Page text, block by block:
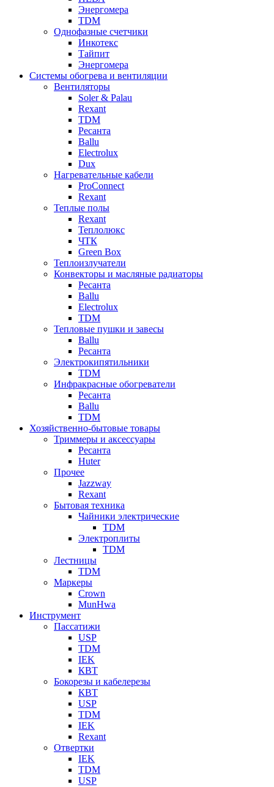
Энергомера
TDM
Однофазные счетчики
Инкотекс
Тайпит
Энергомера
Системы обогрева и вентиляции
Вентиляторы
Soler & Palau
Rexant
TDM
Ресанта
Ballu
Electrolux
Dux
Нагревательные кабели
ProConnect
Rexant
Теплые полы
Rexant
Теплолюкс
ЧТК
Green Box
Теплоизлучатели
Конвекторы и масляные радиаторы
Ресанта
Ballu
Electrolux
TDM
Тепловые пушки и завесы
Ballu
Ресанта
Электрокипятильники
TDM
Инфракрасные обогреватели
Ресанта
Ballu
TDM
Хозяйственно-бытовые товары
Триммеры и аксессуары
Ресанта
Huter
Прочее
Jazzway
Rexant
Бытовая техника
Чайники электрические
TDM
Электроплиты
TDM
Лестницы
TDM
Маркеры
Crown
MunHwa
Инструмент
Пассатижи
USP
TDM
IEK
КВТ
Бокорезы и кабелерезы
КВТ
USP
TDM
IEK
Rexant
Отвертки
IEK
TDM
USP